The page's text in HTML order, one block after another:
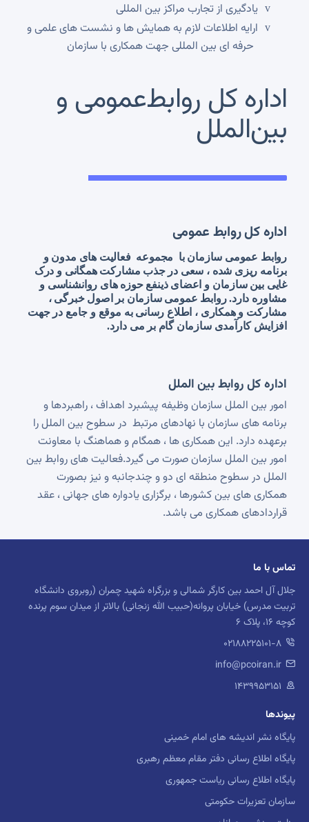
v یادگیری از تجارب مراکز بین المللی
v
ارایه اطلاعات لازم به همایش ها و نشست های علمی و
حرفه ای بین المللی جهت همکاری با سازمان
اداره کل روابط‌عمومی و
بین‌الملل
اداره کل روابط عمومی
روابط عمومی سازمان با مجموعه فعالیت های مدون و
برنامه ریزی شده ، سعی در جذب مشارکت همگانی و درک
غایی بین سازمان و اعضای ذینفع حوزه های روانشناسی و
مشاوره دارد. روابط عمومی سازمان بر اصول خبرگی ،
مشارکت و همکاری ، اطلاع رسانی به موقع و جامع در جهت
افزایش کارآمدی سازمان گام بر می دارد.
اداره کل روابط بین الملل
امور بین الملل سازمان وظیفه پیشبرد اهداف ، راهبردها و
برنامه های سازمان با نهادهای مرتبط در سطوح بین الملل را
برعهده دارد. این همکاری ها ، همگام و هماهنگ با معاونت
امور بین الملل سازمان صورت می گیرد.فعالیت های روابط بین
الملل در سطوح منطقه ای دو و چندجانبه و نیز بصورت
همکاری های بین کشورها ، برگزاری یادواره های جهانی ، عقد
قراردادهای همکاری می باشد.
تماس با ما
جلال آل احمد بین کارگر شمالی و بزرگراه شهید چمران (روبروی دانشگاه
تربیت مدرس) خیابان پروانه(حبیب الله زنجانی) بالاتر از میدان سوم پرنده
کوچه 16، پلاک 6
02188225101-8
info@pcoiran.ir
۱۴۳۹۹۵۳۱۵۱
پیوندها
پایگاه نشر اندیشه های امام خمینی
پایگاه اطلاع رسانی دفتر مقام معظم رهبری
پایگاه اطلاع رسانی ریاست جمهوری
سازمان تعزیرات حکومتی